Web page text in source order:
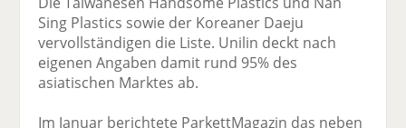
Sing Plastics sowie der Koreaner Daeju
vervollständigen die Liste. Unilin deckt nach
eigenen Angaben damit rund 95% des
asiatischen Marktes ab.
Im Januar berichtete ParkettMagazin das neben